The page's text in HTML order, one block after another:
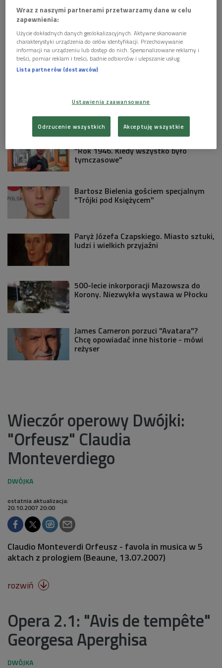
Helmuta Lachenmanna. Zapraszamy w czwartek o północy.
Monika Pasiecznik, Ewa Szczecińska i Daniel Cichy
Zobacz więcej na temat: muzyka opera ewa szczecińska
w moich książkach
"Rok 1946. Kiedy wszystko było
tymczasowe"
Bartosz Bielenia gościem specjalnym
"Trójki pod Księżycem"
Paryż Józefa Czapskiego. Miasto sztuki,
ludzi i wielkich przyjaźni
500-lecie inkorporacji Mazowsza do
Korony. Niezwykła wystawa w Płocku
James Cameron porzuci "Avatara"?
Chcę opowiadać inne historie - mówi
reżyser
Wieczór operowy Dwójki:
"Orfeusz" Claudia
Monteverdiego
ostatnia aktualizacja:
20.10.2007 20:00
Claudio Monteverdi Orfeusz - favola in musica w 5
aktach z prologiem (Beaune, 13.07.2007)
rozwiń 
Opera 2.1: "Avis de tempête"
Georgesa Aperghisa
Wraz z naszymi partnerami przetwarzamy dane w celu
zapewnienia:
Użycie dokładnych danych geolokalizacyjnych. Aktywne skanowanie
charakterystyki urządzenia do celów identyfikacji. Przechowywanie
informacji na urządzeniu lub dostęp do nich. Spersonalizowane reklamy i
treści, pomiar reklam i treści, badnie odbiorców i ulepszanie usług.
Lista partnerów (dostawców)
Ustawienia zaawansowane
Odrzucenie wszystkich Akceptuję wszystkie